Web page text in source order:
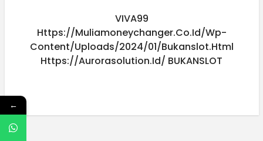
VIVA99
Https://muliamoneychanger.co.id/wp-
Content/uploads/2024/01/bukanslot.html
Https://aurorasolution.id/ BUKANSLOT
←